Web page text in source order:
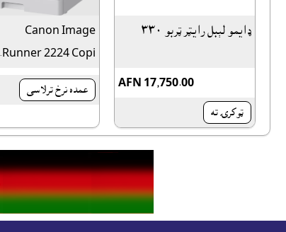
ډايمو لېبل رايټر ټربو ٣٣٠
AFN 17,750.00
ټوکرۍ ته
Canon Image
Runner 2224 Copi...
عمده نرخ ترلاسى